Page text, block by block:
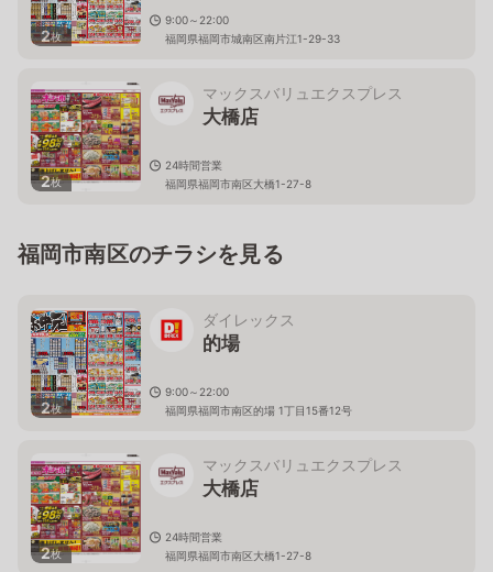
2枚
9:00～22:00
福岡県福岡市城南区南片江1-29-33
2枚
マックスバリュエクスプレス
大橋店
24時間営業
福岡県福岡市南区大橋1-27-8
福岡市南区のチラシを見る
2枚
ダイレックス
的場
9:00～22:00
福岡県福岡市南区的場 1丁目15番12号
2枚
マックスバリュエクスプレス
大橋店
24時間営業
福岡県福岡市南区大橋1-27-8